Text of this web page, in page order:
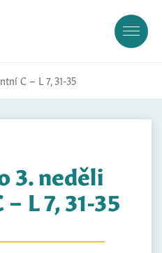
C – L 7, 31-35
3. neděli
L 7, 31-35